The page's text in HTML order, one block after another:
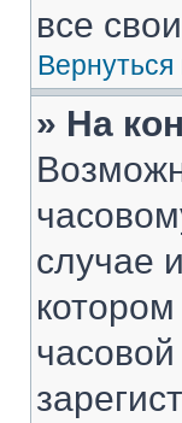
все
Вернуться
» На
случае